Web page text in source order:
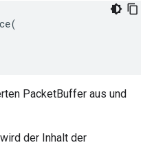
PacketBuffer aus und
der Inhalt der